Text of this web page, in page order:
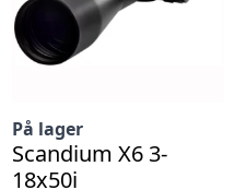
På lager
Scandium X6 3-
18x50i